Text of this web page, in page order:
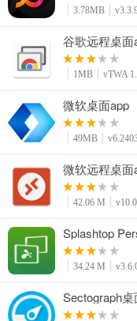
3.78MB
谷歌远程桌面
1MB vTWA
微软桌面app
49MB
微软远程桌面
42.06 M
Splashtop
34.24 M
Sectograph桌